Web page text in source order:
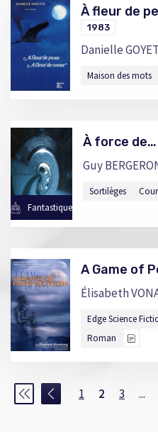
À fleur de
1983
Danielle
Maison des mots
Fantastique
À force de…
Guy
Sortilèges
A Game of
Élisabeth
Edge Science
Roman
1 2 3 ...